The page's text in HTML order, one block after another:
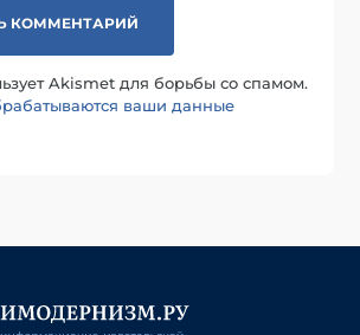
Akismet для борьбы со спамом.
ваши данные